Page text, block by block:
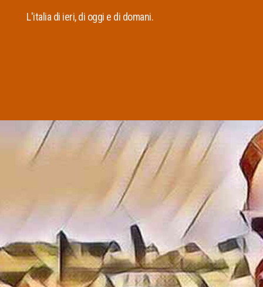
L'italia di ieri, di oggi e di domani.